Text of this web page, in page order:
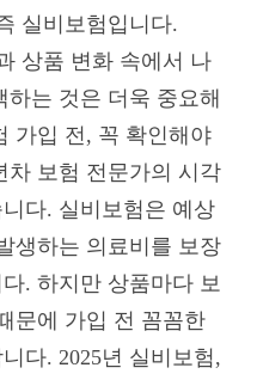
실비보험입니다.
상품 변화 속에서 나
는 것은 더욱 중요해
가입 전, 꼭 확인해야
차 보험 전문가의 시각
다. 실비보험은 예상
생하는 의료비를 보장
. 하지만 상품마다 보
문에 가입 전 꼼꼼한
다. 2025년 실비보험,